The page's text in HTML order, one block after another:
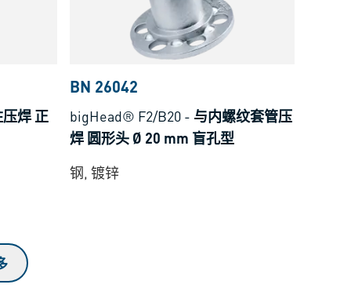
焊 正
BN 26042
bigHead® F2/B20 - 与内螺纹套管压
焊 圆形头 Ø 20 mm 盲孔型
钢, 镀锌